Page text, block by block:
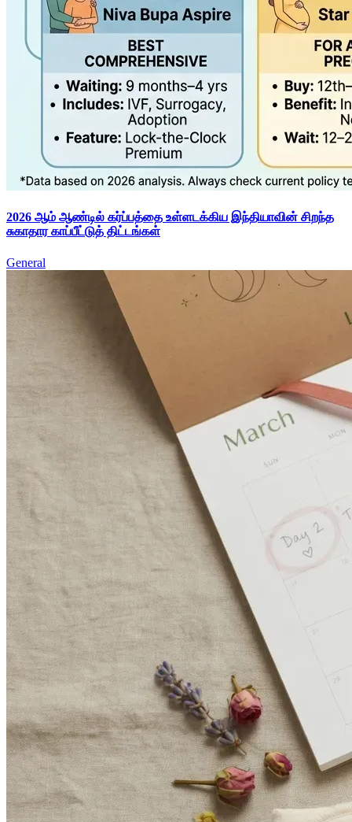
2026 ஆம் ஆண்டில் கர்ப்பத்தை உள்ளடக்கிய இந்தியாவின் சிறந்த
சுகாதார காப்பீட்டுத் திட்டங்கள்
General